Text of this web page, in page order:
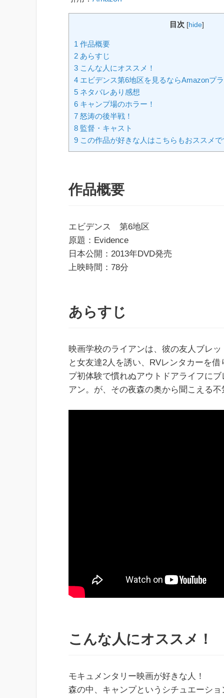
目次 [hide]
1 作品概要
2 あらすじ
3 こんな人にオススメ！
4 エビデンス第6地区を見るならAmazonプ
5 ネタバレあり感想
6 キャンプ場のホラー！
7 怒涛の後半戦！
8 監督・キャスト
9 この作品が好きな人はこちらもおススメで
作品概要
エビデンス 第6地区
原題：Evidence
日本公開：2013年DVD発売
上映時間：78分
あらすじ
映画学校のライアンは、彼の友人ブレ
と女友達2人を誘い、RVレンタカーを
プ初体験で慣れぬアウトドアライフに
アン。が、その夜森の奥から聞こえる不
こんな人にオススメ！
モキュメンタリー映画が好きな人！
森の中、キャンプというシチュエーショ